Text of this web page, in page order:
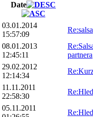
Date
03.01.2014
15:57:09
Re:salsa
08.01.2013
12:45:11
partnera
29.02.2012
12:14:34
11.11.2011
22:58:30
05.11.2011